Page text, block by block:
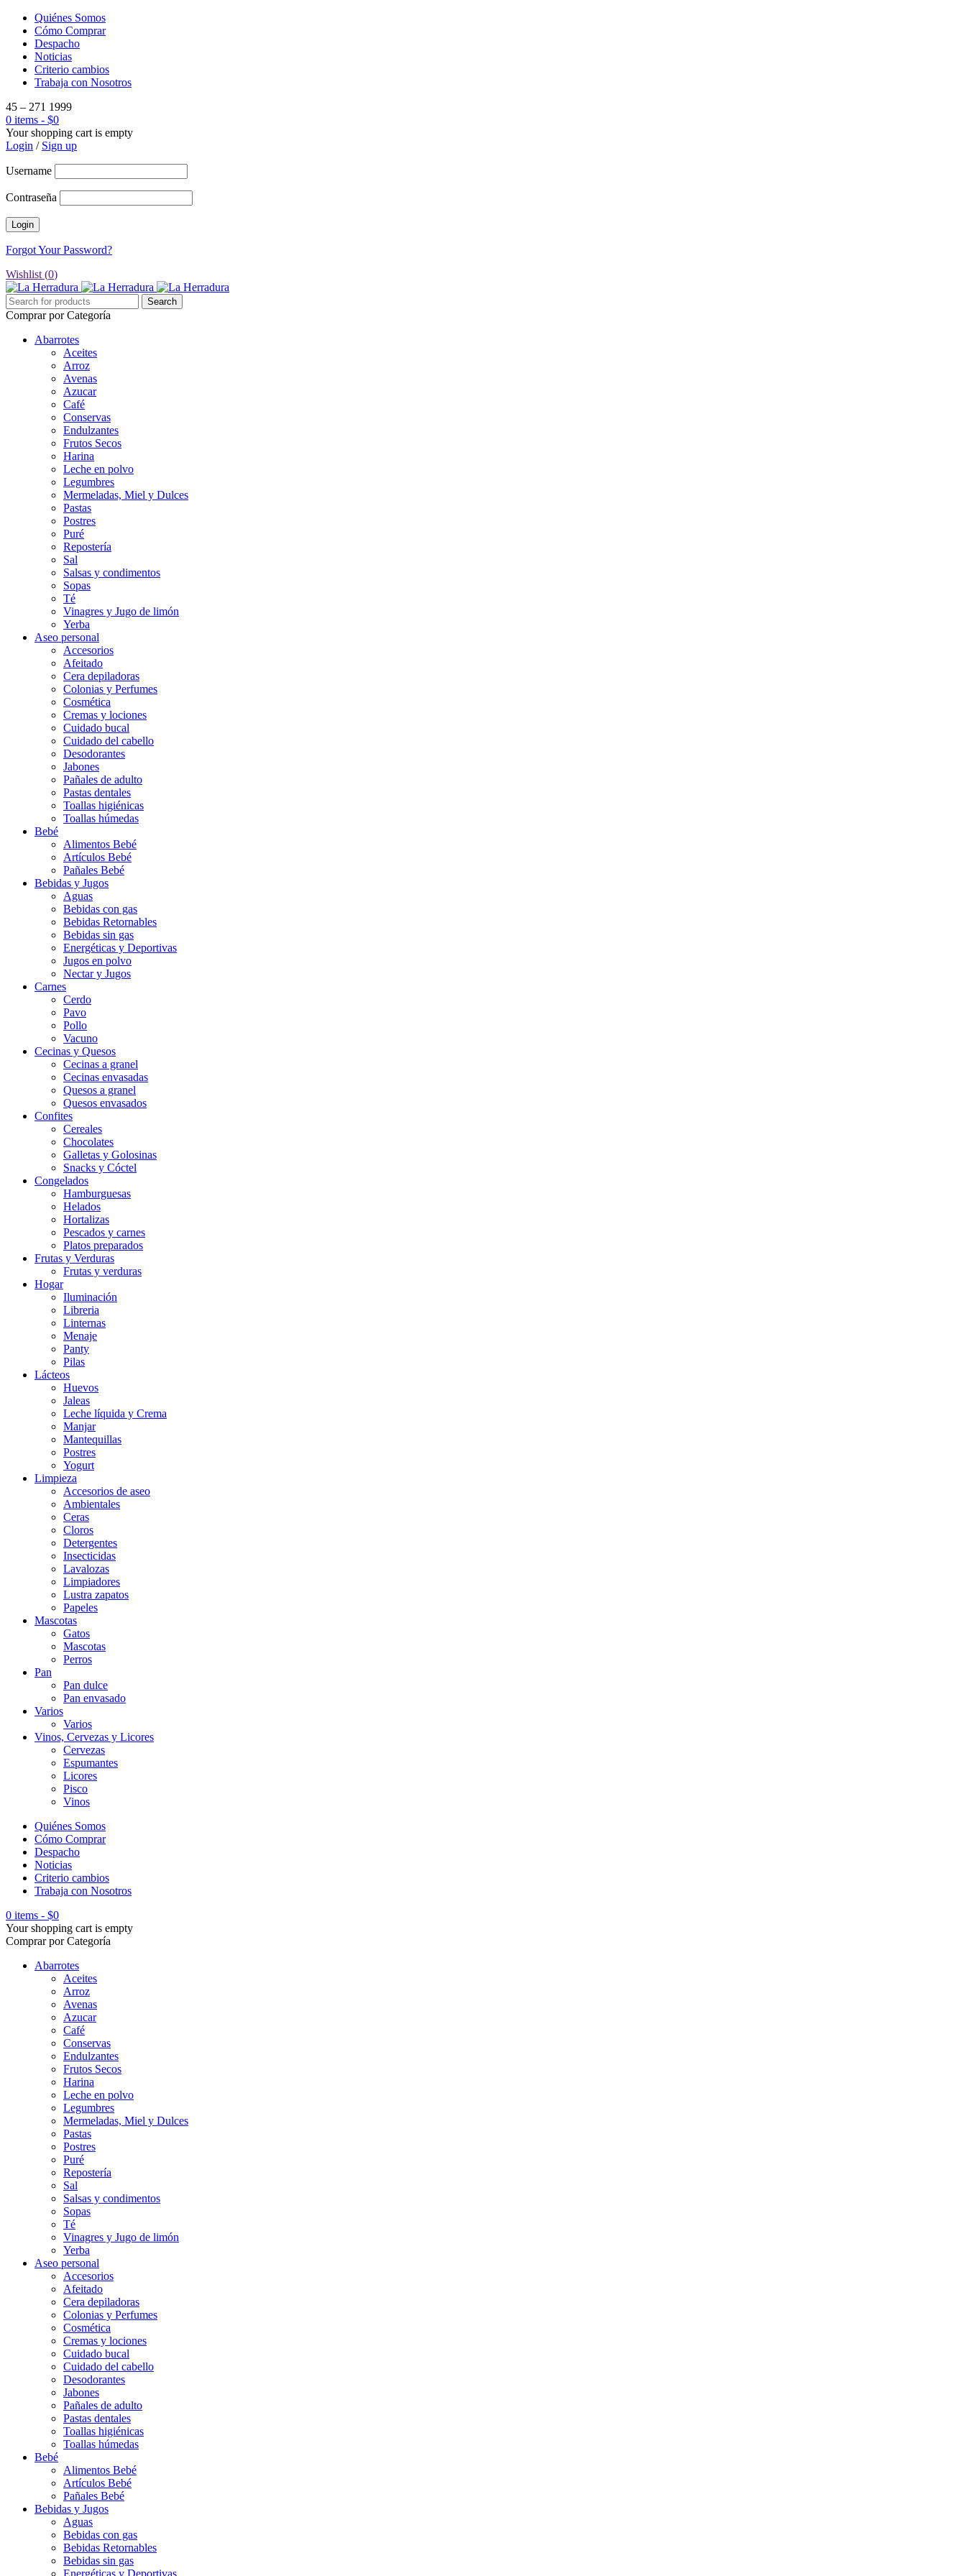
Quiénes Somos
Cómo Comprar
Despacho
Noticias
Criterio cambios
Trabaja con Nosotros
45 – 271 1999
0 items - $0
Your shopping cart is empty
Login / Sign up
Username
Contraseña
Forgot Your Password?
Wishlist (0)
Comprar por Categoría
Abarrotes
Aceites
Arroz
Avenas
Azucar
Café
Conservas
Endulzantes
Frutos Secos
Harina
Leche en polvo
Legumbres
Mermeladas, Miel y Dulces
Pastas
Postres
Puré
Repostería
Sal
Salsas y condimentos
Sopas
Té
Vinagres y Jugo de limón
Yerba
Aseo personal
Accesorios
Afeitado
Cera depiladoras
Colonias y Perfumes
Cosmética
Cremas y lociones
Cuidado bucal
Cuidado del cabello
Desodorantes
Jabones
Pañales de adulto
Pastas dentales
Toallas higiénicas
Toallas húmedas
Bebé
Alimentos Bebé
Artículos Bebé
Pañales Bebé
Bebidas y Jugos
Aguas
Bebidas con gas
Bebidas Retornables
Bebidas sin gas
Energéticas y Deportivas
Jugos en polvo
Nectar y Jugos
Carnes
Cerdo
Pavo
Pollo
Vacuno
Cecinas y Quesos
Cecinas a granel
Cecinas envasadas
Quesos a granel
Quesos envasados
Confites
Cereales
Chocolates
Galletas y Golosinas
Snacks y Cóctel
Congelados
Hamburguesas
Helados
Hortalizas
Pescados y carnes
Platos preparados
Frutas y Verduras
Frutas y verduras
Hogar
Iluminación
Libreria
Linternas
Menaje
Panty
Pilas
Lácteos
Huevos
Jaleas
Leche líquida y Crema
Manjar
Mantequillas
Postres
Yogurt
Limpieza
Accesorios de aseo
Ambientales
Ceras
Cloros
Detergentes
Insecticidas
Lavalozas
Limpiadores
Lustra zapatos
Papeles
Mascotas
Gatos
Mascotas
Perros
Pan
Pan dulce
Pan envasado
Varios
Varios
Vinos, Cervezas y Licores
Cervezas
Espumantes
Licores
Pisco
Vinos
Quiénes Somos
Cómo Comprar
Despacho
Noticias
Criterio cambios
Trabaja con Nosotros
0 items - $0
Your shopping cart is empty
Comprar por Categoría
Abarrotes
Aceites
Arroz
Avenas
Azucar
Café
Conservas
Endulzantes
Frutos Secos
Harina
Leche en polvo
Legumbres
Mermeladas, Miel y Dulces
Pastas
Postres
Puré
Repostería
Sal
Salsas y condimentos
Sopas
Té
Vinagres y Jugo de limón
Yerba
Aseo personal
Accesorios
Afeitado
Cera depiladoras
Colonias y Perfumes
Cosmética
Cremas y lociones
Cuidado bucal
Cuidado del cabello
Desodorantes
Jabones
Pañales de adulto
Pastas dentales
Toallas higiénicas
Toallas húmedas
Bebé
Alimentos Bebé
Artículos Bebé
Pañales Bebé
Bebidas y Jugos
Aguas
Bebidas con gas
Bebidas Retornables
Bebidas sin gas
Energéticas y Deportivas